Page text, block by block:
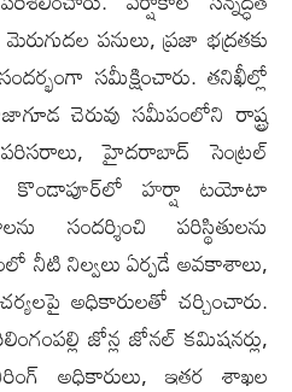
పనులు, ప్రజా భద్రతకు
సమీక్షించారు. తనిఖీల్లో
చెరువు సమీపంలోని రాష్ట్ర
హైదరాబాద్ సెంట్రల్
కొండాపూర్‌లో హర్షా టయోటా
పరిస్థితులను
నీటి నిల్వలు ఏర్పడే అవకాశాలు,
అధికారులతో చర్చించారు.
జోన్ల జోనల్ కమిషనర్లు,
అధికారులు, ఇతర శాఖల